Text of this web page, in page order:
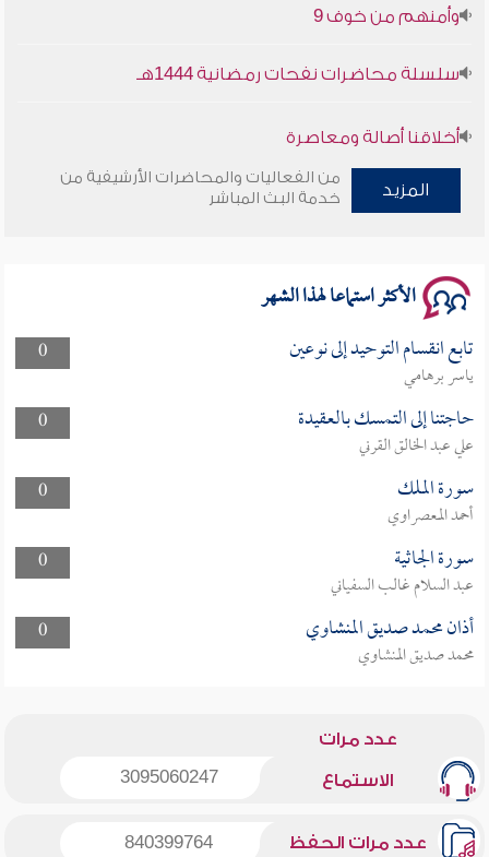
وأمنهم من خوف 9
سلسلة محاضرات نفحات رمضانية 1444هـ
أخلاقنا أصالة ومعاصرة
وأمنهم من خوف 9
المزيد
من الفعاليات والمحاضرات الأرشيفية من
خدمة البث المباشر
الأكثر استماعا لهذا الشهر
0 تابع انقسام التوحيد إلى نوعين
ياسر برهامي
0
حاجتنا إلى التمسك بالعقيدة
علي عبد الخالق القرني
0
سورة الملك
أحمد المعصراوي
0
سورة الجاثية
عبد السلام غالب السفياني
0
أذان محمد صديق المنشاوي
محمد صديق المنشاوي
عدد مرات
الاستماع 3095060247
عدد مرات الحفظ 840399764